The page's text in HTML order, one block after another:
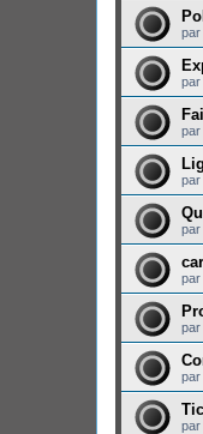
par
par
par
par
par
par
par
par
par